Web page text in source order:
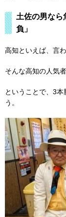
土佐の男なら
負」
高知といえば、言
そんな高知の人気
ということで、3
う。